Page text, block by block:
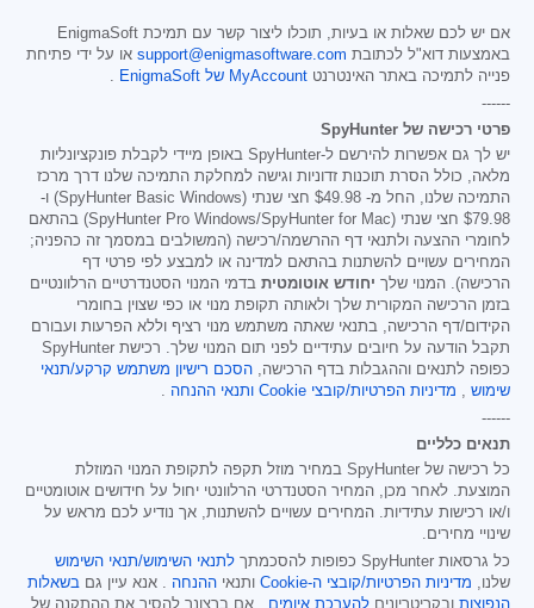
אם יש לכם שאלות או בעיות, תוכלו ליצור קשר עם תמיכת EnigmaSoft
באמצעות דוא"ל לכתובת support@enigmasoftware.com או על ידי פתיחת
פנייה לתמיכה באתר האינטרנט MyAccount של EnigmaSoft
.
------
פרטי רכישה של SpyHunter
יש לך גם אפשרות להירשם ל-SpyHunter באופן מיידי לקבלת פונקציונליות
מלאה, כולל הסרת תוכנות זדוניות וגישה למחלקת התמיכה שלנו דרך מרכז
התמיכה שלנו, החל מ- $49.98 חצי שנתי (SpyHunter Basic Windows) ו-
$79.98
חצי שנתי (SpyHunter Pro Windows/SpyHunter for Mac) בהתאם
לחומרי ההצעה ולתנאי דף ההרשמה/רכישה (המשולבים במסמך זה כהפניה;
המחירים עשויים להשתנות בהתאם למדינה או למבצע לפי פרטי דף
הרכישה). המנוי שלך יחודש אוטומטית בדמי המנוי הסטנדרטיים הרלוונטיים
בזמן הרכישה המקורית שלך ולאותה תקופת מנוי או כפי שצוין בחומרי
הקידום/דף הרכישה, בתנאי שאתה משתמש מנוי רציף וללא הפרעות ועבורם
תקבל הודעה על חיובים עתידיים לפני תום המנוי שלך. רכישת SpyHunter
כפופה לתנאים וההגבלות בדף הרכישה, הסכם רישיון משתמש קרקע/תנאי
שימוש , מדיניות הפרטיות/קובצי Cookie ותנאי ההנחה .
------
תנאים כלליים
כל רכישה של SpyHunter במחיר מוזל תקפה לתקופת המנוי המוזלת
המוצעת. לאחר מכן, המחיר הסטנדרטי הרלוונטי יחול על חידושים אוטומטיים
ו/או רכישות עתידיות. המחירים עשויים להשתנות, אך נודיע לכם מראש על
שינויי מחירים.
כל גרסאות SpyHunter כפופות להסכמתך
לתנאי השימוש/תנאי השימוש
שלנו, מדיניות הפרטיות/קובצי ה-Cookie ותנאי ההנחה . אנא עיין גם בשאלות
הנפוצות ובקריטריונים להערכת איומים . אם ברצונך להסיר את ההתקנה של